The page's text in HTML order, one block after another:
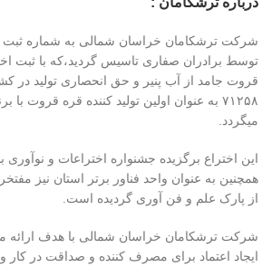
توسط برادران صفاری تاسیس گردید،که با ثبت
قروت جامد از آب پنیر و حق انحصاری تولید در
۷۱۲۵۸ به عنوان اولین تولید کننده قره
میگردد.
این اختراع برگزیده جشنواره اختراعات و نوآوری
همچنین به عنوان واحد فناور برتر استان نیز
از پارک علم و فن آوری گردیده است.
شرکت ترشکامان خراسان شمالی با هدف ارائه
ایجاد اعتماد برای مصرف کننده و صداقت در کار و